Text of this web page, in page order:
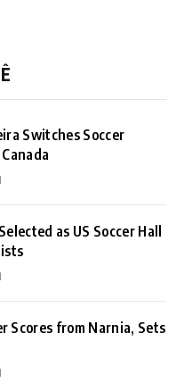
Switches Soccer
as US Soccer Hall
Scores from Narnia, Sets